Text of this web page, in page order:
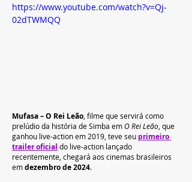
https://www.youtube.com/watch?v=Qj-
02dTWMQQ
Mufasa – O Rei Leão, filme que servirá como
prelúdio da história de Simba em O Rei Leão, que
ganhou live-action em 2019, teve seu primeiro
trailer oficial do live-action lançado
recentemente, chegará aos cinemas brasileiros
em dezembro de 2024.